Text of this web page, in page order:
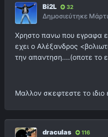
Bi2L 32
Δημοσιεύτηκε
Χρηστο πανω που εγραφα
εχει ο Αλέξανδρος
την απαντηση....(οποτε το
Μαλλον σκεφτεστε το ιδιο
draculas 116